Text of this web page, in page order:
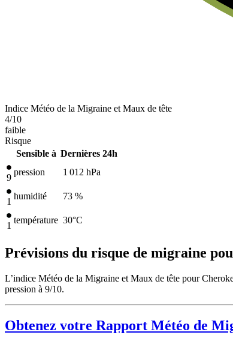
Indice Météo de la Migraine et Maux de tête
4/10
faible
Risque
Sensible à Dernières 24h
9
pression 1 012 hPa
1
humidité 73 %
1
température 30°C
Prévisions du risque de migraine
L’indice Météo de la Migraine et Maux de tête pour
pression à 9/10.
Obtenez votre Rapport Météo de